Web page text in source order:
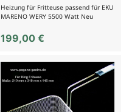
Heizung für Fritteuse passend für EKU
MARENO WERY 5500 Watt Neu
199,00€